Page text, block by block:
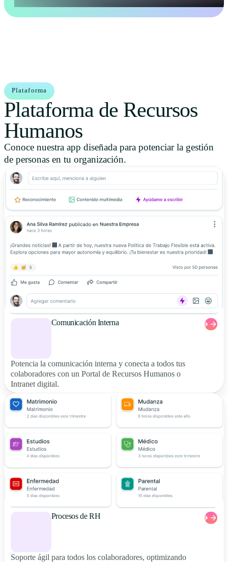
Plataforma
Plataforma de Recursos
Humanos
Conoce nuestra app diseñada para potenciar la gestión
de personas en tu organización.
Comunicación Interna
Potencia la comunicación interna y conecta a todos tus
colaboradores con un Portal de Recursos Humanos o
Intranet digital.
Procesos de RH
Soporte ágil para todos los colaboradores, optimizando